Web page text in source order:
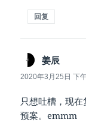
回复
姜辰
道：
2020年3月25日 下
只想吐槽，现
预案。emmm